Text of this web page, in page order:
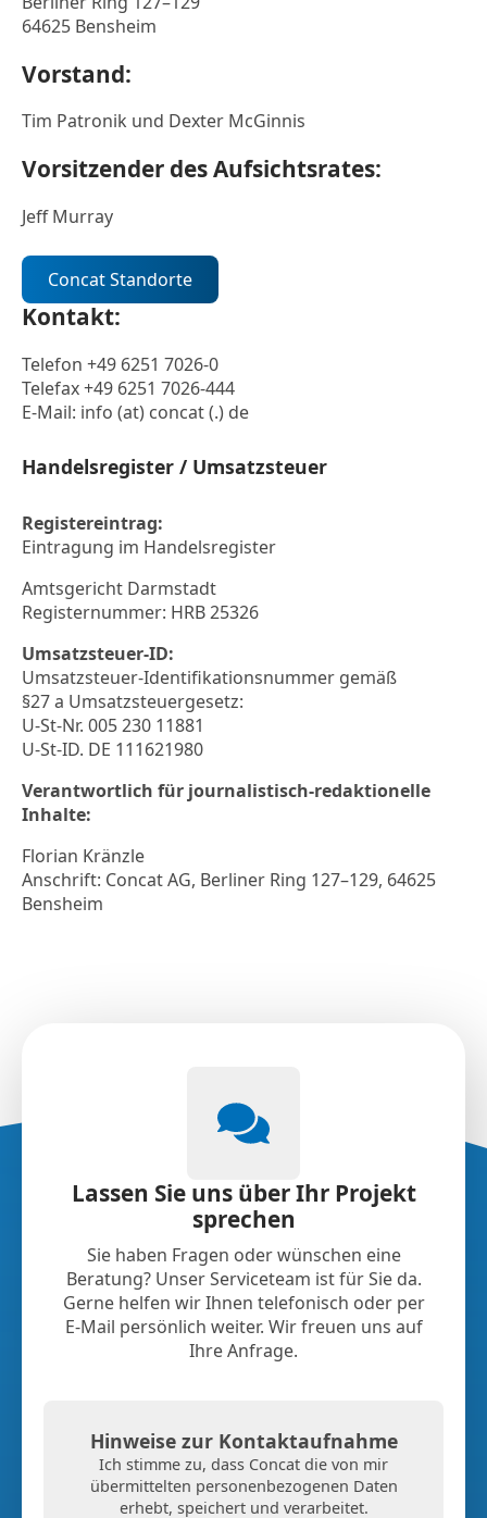
64625 Bensheim
Vorstand:
Tim Patronik und Dexter McGinnis
Vorsitzender des Aufsichtsrates:
Jeff Murray
Concat Standorte
Kontakt:
Telefon +49 6251 7026-0
Telefax +49 6251 7026-444
E-Mail: info (at) concat (.) de
Handelsregister / Umsatzsteuer
Registereintrag:
Eintragung im Handelsregister
Amtsgericht Darmstadt
Registernummer: HRB 25326
Umsatzsteuer-ID:
Umsatzsteuer-Identifikationsnummer gemäß
§27 a Umsatzsteuergesetz:
U-St-Nr. 005 230 11881
U-St-ID. DE 111621980
Verantwortlich für journalistisch-redaktionelle
Inhalte:
Florian Kränzle
Anschrift: Concat AG, Berliner Ring 127–129, 64625
Bensheim
Lassen Sie uns über Ihr Projekt
sprechen
Sie haben Fragen oder wünschen eine
Beratung? Unser Serviceteam ist für Sie da.
Gerne helfen wir Ihnen telefonisch oder per
E-Mail persönlich weiter. Wir freuen uns auf
Ihre Anfrage.
Hinweise zur Kontaktaufnahme
Ich stimme zu, dass Concat die von mir
übermittelten personenbezogenen Daten
erhebt, speichert und verarbeitet.